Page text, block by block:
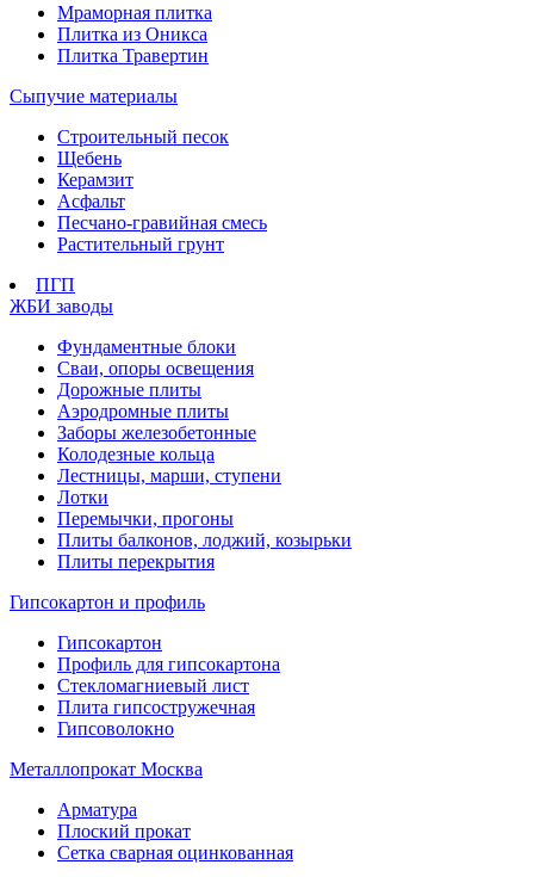
Мраморная плитка
Плитка из Оникса
Плитка Травертин
Сыпучие материалы
Строительный песок
Щебень
Керамзит
Асфальт
Песчано-гравийная смесь
Растительный грунт
ПГП
ЖБИ заводы
Фундаментные блоки
Сваи, опоры освещения
Дорожные плиты
Аэродромные плиты
Заборы железобетонные
Колодезные кольца
Лестницы, марши, ступени
Лотки
Перемычки, прогоны
Плиты балконов, лоджий, козырьки
Плиты перекрытия
Гипсокартон и профиль
Гипсокартон
Профиль для гипсокартона
Стекломагниевый лист
Плита гипсостружечная
Гипсоволокно
Металлопрокат Москва
Арматура
Плоский прокат
Сетка сварная оцинкованная